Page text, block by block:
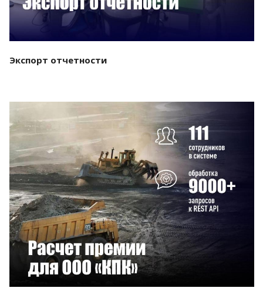
Экспорт отчетности
Смотреть проект